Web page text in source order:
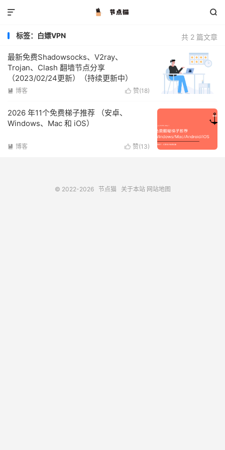


共 2 篇文章
标签：白嫖VPN
最新免费Shadowsocks、V2ray、
Trojan、Clash 翻墙节点分享
（2023/02/24更新）（持续更新中）
 赞(18)
 博客
2026 年11个免费梯子推荐 （安卓、
Windows、Mac 和 iOS）
 赞(13)
 博客
© 2022-2026 节点猫 关于本站 网站地图